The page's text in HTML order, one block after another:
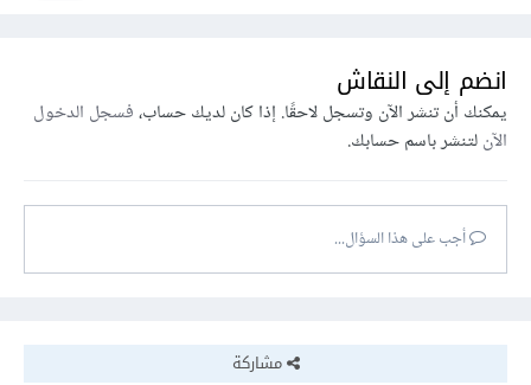
انضم إلى النقاش
يمكنك أن تنشر الآن وتسجل لاحقًا. إذا كان لديك حساب،فسجل الدخول
الآنلتنشر باسم حسابك.
أجب على هذا السؤال...
مشاركة